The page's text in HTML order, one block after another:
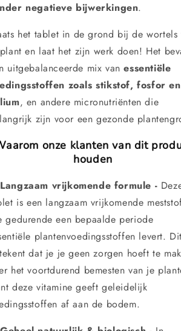
negatieve bijwerkingen.
het tablet in de grond bij de wortels
en laat het zijn werk doen! Het
uitgebalanceerde mix vanessentiële
zoals stikstof, fosfor en
, en andere micronutriënten die
zijn voor een gezonde
onze klanten van dit
houden
Langzaam vrijkomende formule -
is een langzaam vrijkomende
gedurende een bepaalde periode
plantenvoedingsstoffen levert. Dit
dat je je geen zorgen hoeft te
het voortdurend bemesten van je
deze vitamine geeft geleidelijk
af aan de bodem.